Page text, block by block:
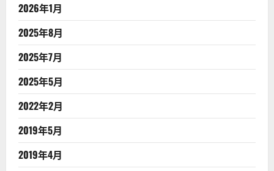
2026年1月
2025年8月
2025年7月
2025年5月
2022年2月
2019年5月
2019年4月